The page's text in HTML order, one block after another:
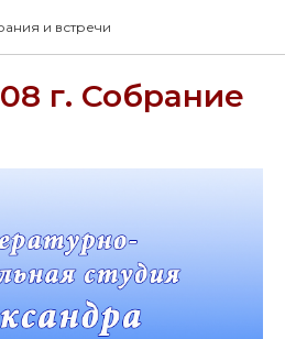
и встречи
г. Собрание